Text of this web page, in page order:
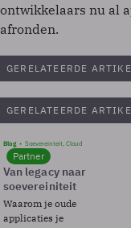
ontwikkelaars nu al
afronden.
GERELATEERDE
GERELATEERDE
Blog Soevereinteit, Cloud
Partner
Van legacy naar
soevereiniteit
Waarom je oude
applicaties je